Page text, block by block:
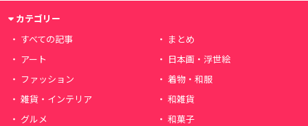
カテゴリー
すべての記事
まとめ
アート
日本画・浮世絵
ファッション
着物・和服
雑貨・インテリア
和雑貨
グルメ
和菓子